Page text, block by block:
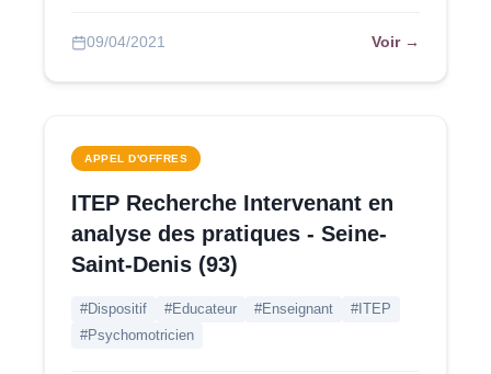
09/04/2021 Voir →
APPEL D'OFFRES
ITEP Recherche Intervenant en
analyse des pratiques - Seine-
Saint-Denis (93)
#Dispositif #Educateur #Enseignant
#ITEP
#Psychomotricien